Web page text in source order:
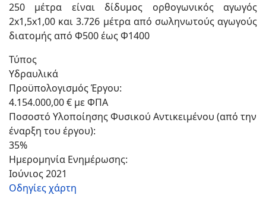
250 μέτρα είναι δίδυμος ορθογωνικός αγωγός
2x1,5x1,00 και 3.726 μέτρα από σωληνωτούς αγωγούς
διατομής από Φ500 έως Φ1400
Τύπος
Υδραυλικά
Προϋπολογισμός Έργου:
4.154.000,00 € με ΦΠΑ
Ποσοστό Υλοποίησης Φυσικού Αντικειμένου (από την
έναρξη του έργου):
35%
Ημερομηνία Ενημέρωσης:
Ιούνιος 2021
Οδηγίες χάρτη